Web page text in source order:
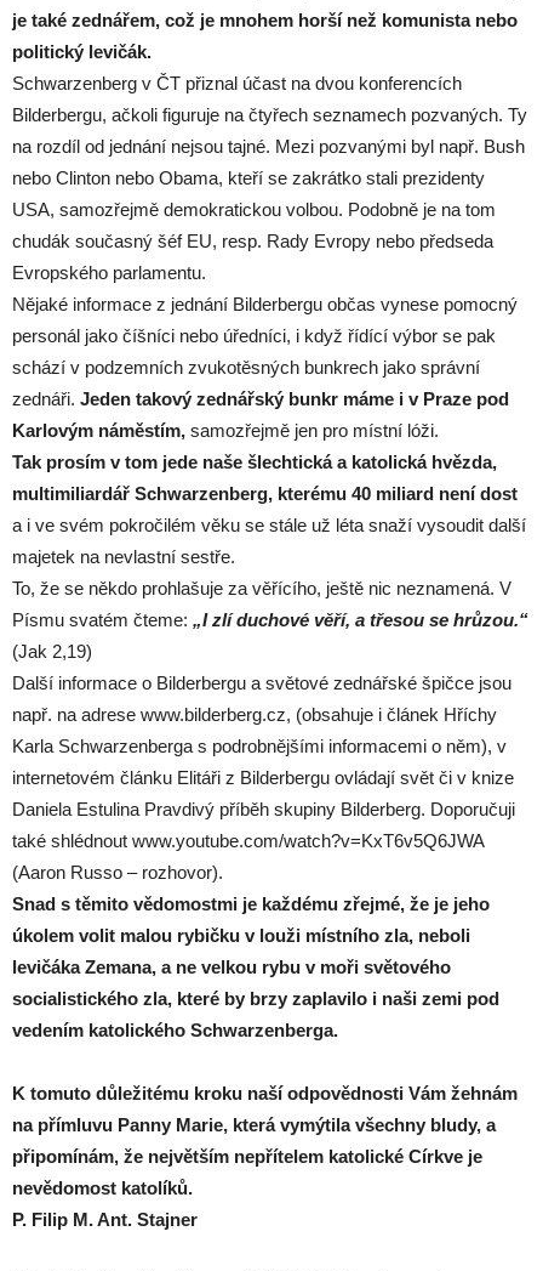
je také zednářem, což je mnohem horší než komunista nebo
politický levičák.
Schwarzenberg v ČT přiznal účast na dvou konferencích
Bilderbergu, ačkoli figuruje na čtyřech seznamech pozvaných. Ty
na rozdíl od jednání nejsou tajné. Mezi pozvanými byl např. Bush
nebo Clinton nebo Obama, kteří se zakrátko stali prezidenty
USA, samozřejmě demokratickou volbou. Podobně je na tom
chudák současný šéf EU, resp. Rady Evropy nebo předseda
Evropského parlamentu.
Nějaké informace z jednání Bilderbergu občas vynese pomocný
personál jako číšníci nebo úředníci, i když řídící výbor se pak
schází v podzemních zvukotěsných bunkrech jako správní
zednáři. Jeden takový zednářský bunkr máme i v Praze pod
Karlovým náměstím, samozřejmě jen pro místní lóži.
Tak prosím v tom jede naše šlechtická a katolická hvězda,
multimiliardář Schwarzenberg, kterému 40 miliard není dost
a i ve svém pokročilém věku se stále už léta snaží vysoudit další
majetek na nevlastní sestře.
To, že se někdo prohlašuje za věřícího, ještě nic neznamená. V
Písmu svatém čteme: „I zlí duchové věří, a třesou se hrůzou.“
(Jak 2,19)
Další informace o Bilderbergu a světové zednářské špičce jsou
např. na adrese www.bilderberg.cz, (obsahuje i článek Hříchy
Karla Schwarzenberga s podrobnějšími informacemi o něm), v
internetovém článku Elitáři z Bilderbergu ovládají svět či v knize
Daniela Estulina Pravdivý příběh skupiny Bilderberg. Doporučuji
také shlédnout www.youtube.com/watch?v=KxT6v5Q6JWA
(Aaron Russo – rozhovor).
Snad s těmito vědomostmi je každému zřejmé, že je jeho
úkolem volit malou rybičku v louži místního zla, neboli
levičáka Zemana, a ne velkou rybu v moři světového
socialistického zla, které by brzy zaplavilo i naši zemi pod
vedením katolického Schwarzenberga.
K tomuto důležitému kroku naší odpovědnosti Vám žehnám
na přímluvu Panny Marie, která vymýtila všechny bludy, a
připomínám, že největším nepřítelem katolické Církve je
nevědomost katolíků.
P. Filip M. Ant. Stajner